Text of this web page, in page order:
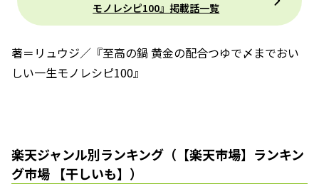
モノレシピ100』掲載話一覧
著＝リュウジ／『至高の鍋 黄金の配合つゆで〆までおい
しい一生モノレシピ100』
楽天ジャンル別ランキング（【楽天市場】ランキン
グ市場 【干しいも】）